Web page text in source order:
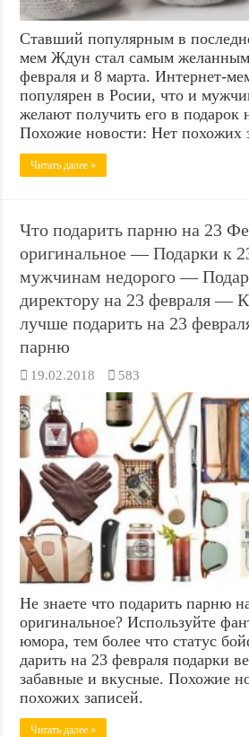
Ставший популярным в
мем Ждун стал самым
февраля и 8 марта. Интернет-
популярен в Росии, что и
желают получить его в подарок
Похожие новости: Нет похожих
Читать далее »
Что подарить парню на 23
оригинальное — Подарки к
мужчинам недорого —
директору на 23 февраля —
лучше подарить на 23
парню
19.02.2018 583
Не знаете что подарить парню
оригинальное? Используйте
юмора, тем более что статус
дарить на 23 февраля подарки
забавные и вкусные. Похожие
похожих записей.
Читать далее »